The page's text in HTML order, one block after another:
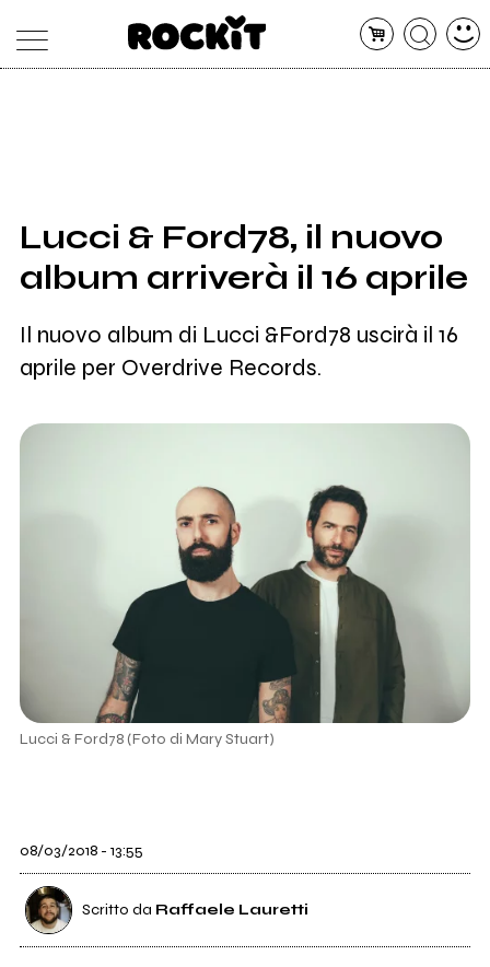
SHOP
RADIO
Lucci & Ford78, il nuovo
album arriverà il 16 aprile
Il nuovo album di Lucci &Ford78 uscirà il 16
aprile per Overdrive Records.
Lucci & Ford78 (Foto di Mary Stuart)
08/03/2018 - 13:55
Scritto da Raffaele Lauretti